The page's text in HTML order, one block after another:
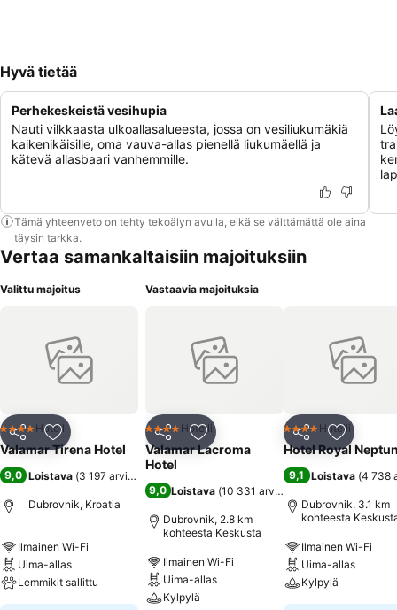
Hyvä tietää
Perhekeskeistä vesihupia
Nauti vilkkaasta ulkoallasalueesta, jossa on vesiliukumäkiä
kaikenikäisille, oma vauva-allas pienellä liukumäellä ja
kätevä allasbaari vanhemmille.
Tämä yhteenveto on tehty tekoälyn avulla, eikä se välttämättä ole aina
täysin tarkka.
Vertaa samankaltaisiin majoituksiin
Valittu majoitus
Jaa Lisää suosikkeihin
4 Tähtiluokitus
Hotelli
Valamar Tirena Hotel
9,0 Loistava (3 197 arviota
Dubrovnik, Kroatia
Ilmainen Wi-Fi
Uima-allas
Lemmikit sallittu
Vastaavia majoituksia
Jaa Lisää suosikkeihin
4 Tähtiluokitus
Hotelli
Valamar Lacroma
Hotel
9,0 Loistava (10 331 arviota
Dubrovnik, 2.8 km
kohteesta Keskusta
Ilmainen Wi-Fi
Uima-allas
Kylpylä
Jaa Lisää
4 Tähtiluokitus
Hotelli
Hotel Royal
9,1 Loistava (4 738
Dubrovnik, 3.1 km
kohteesta
Ilmainen Wi-Fi
Uima-allas
Kylpylä